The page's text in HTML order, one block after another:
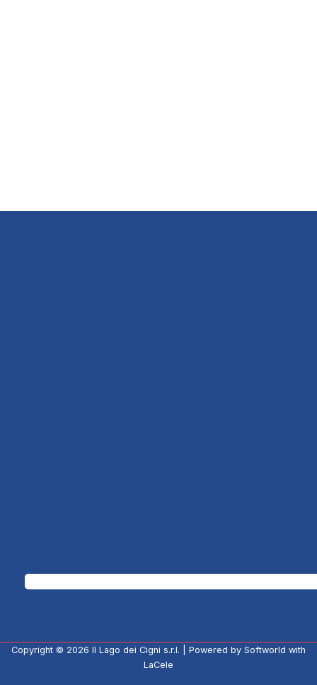
Copyright © 2026 Il Lago dei Cigni s.r.l. | Powered by Softworld with
LaCele